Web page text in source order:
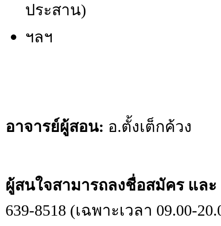
ประสาน)
ฯลฯ
อาจารย์ผู้สอน: อ.ตั้งเต็กค้วง
ผู้สนใจสามารถลงชื่อสมัคร แล
639-8518 (เฉพาะเวลา 09.00-